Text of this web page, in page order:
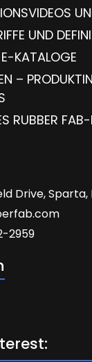
UND
KATALOGE
–
RUBBER
Drive, Sparta,
2959